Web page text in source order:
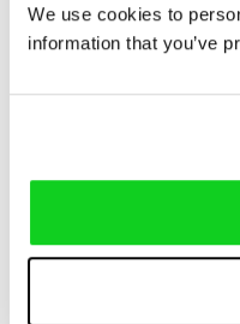
We use cookies to
information that you’ve